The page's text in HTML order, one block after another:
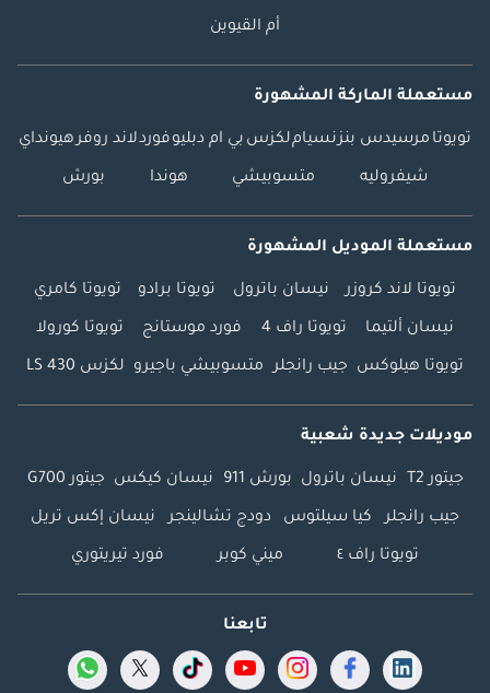
أم القيوين
مستعملة الماركة المشهورة
تويوتا مرسيدس بنزنسياملكزس بي ام دبليوفوردلاند روفرهيونداي
شيفروليه متسوبيشي هوندا بورش
مستعملة الموديل المشهورة
تويوتا لاند كروزر نيسان باترول تويوتا برادو تويوتا كامري
نيسان ألتيما تويوتا راف 4 فورد موستانج تويوتا كورولا
تويوتا هيلوكس جيب رانجلر متسوبيشي باجيرو لكزس LS 430
موديلات جديدة شعبية
جيتور T2 نيسان باترول بورش 911 نيسان كيكس جيتور G700
جيب رانجلر كيا سيلتوس دودج تشالينجر نيسان إكس تريل
تويوتا راف ٤ ميني كوبر فورد تيريتوري
تابعنا